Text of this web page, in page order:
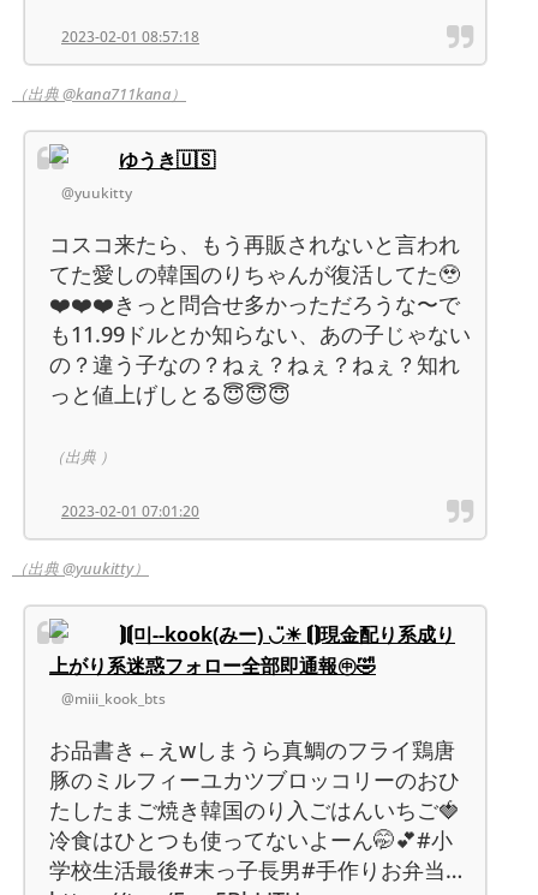
2023-02-01 08:57:18
（出典 @kana711kana）
ゆうき🇺🇸
@yuukitty
コスコ来たら、もう再販されないと言われ
てた愛しの韓国のりちゃんが復活してた🥹
❤️❤️❤️きっと問合せ多かっただろうな〜で
も11.99ドルとか知らない、あの子じゃない
の？違う子なの？ねぇ？ねぇ？ねぇ？知れ
っと値上げしとる😇😇😇
（出典 ）
2023-02-01 07:01:20
（出典 @yuukitty）
⟭⟬미--kook(みー) ◡̈☀︎ ⟬⟭現金配り系成り
上がり系迷惑フォロー全部即通報㊥🤣
@miii_kook_bts
お品書き←えwしまうら真鯛のフライ鶏唐
豚のミルフィーユカツブロッコリーのおひ
たしたまご焼き韓国のり入ごはんいちご🍓
冷食はひとつも使ってないよーん🤭︎💕︎︎#小
学校生活最後#末っ子長男#手作りお弁当…